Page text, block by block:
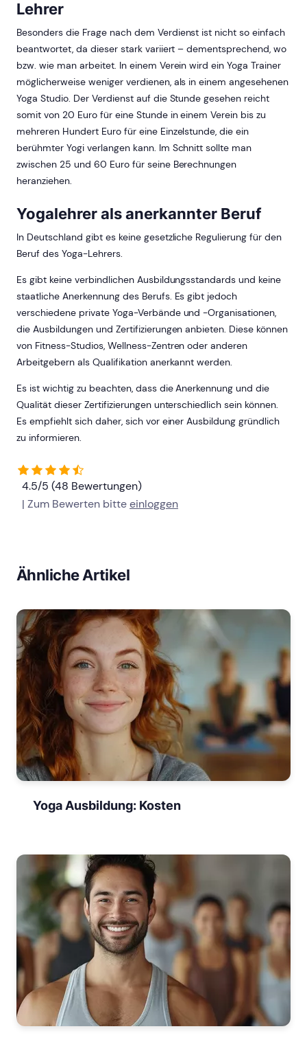
Lehrer
Besonders die Frage nach dem Verdienst ist nicht so einfach
beantwortet, da dieser stark variiert – dementsprechend, wo
bzw. wie man arbeitet. In einem Verein wird ein Yoga Trainer
möglicherweise weniger verdienen, als in einem angesehenen
Yoga Studio. Der Verdienst auf die Stunde gesehen reicht
somit von 20 Euro für eine Stunde in einem Verein bis zu
mehreren Hundert Euro für eine Einzelstunde, die ein
berühmter Yogi verlangen kann. Im Schnitt sollte man
zwischen 25 und 60 Euro für seine Berechnungen
heranziehen.
Yogalehrer als anerkannter Beruf
In Deutschland gibt es keine gesetzliche Regulierung für den
Beruf des Yoga-Lehrers.
Es gibt keine verbindlichen Ausbildungsstandards und keine
staatliche Anerkennung des Berufs. Es gibt jedoch
verschiedene private Yoga-Verbände und -Organisationen,
die Ausbildungen und Zertifizierungen anbieten. Diese können
von Fitness-Studios, Wellness-Zentren oder anderen
Arbeitgebern als Qualifikation anerkannt werden.
Es ist wichtig zu beachten, dass die Anerkennung und die
Qualität dieser Zertifizierungen unterschiedlich sein können.
Es empfiehlt sich daher, sich vor einer Ausbildung gründlich
zu informieren.
4.5/5 (48 Bewertungen)
| Zum Bewerten bitteeinloggen
Ähnliche Artikel
Yoga Ausbildung: Kosten